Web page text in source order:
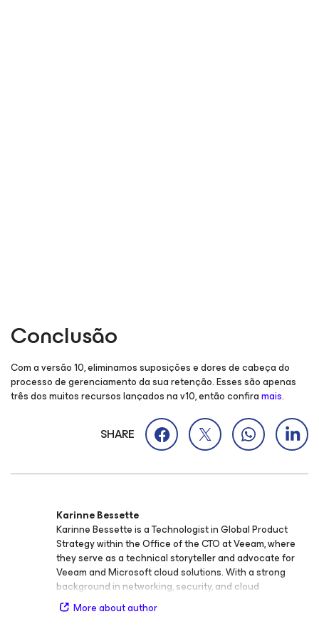
Conclusão
Com a versão 10, eliminamos suposições e dores de cabeça do
processo de gerenciamento da sua retenção. Esses são apenas
três dos muitos recursos lançados na v10, então confiramais.
SHARE
Karinne Bessette
Karinne Bessette is a Technologist in Global Product
Strategy within the Office of the CTO at Veeam, where
they serve as a technical storyteller and advocate for
Veeam and Microsoft cloud solutions. With a strong
background in networking, security, and cloud
technologies, Karinne connects technical insight with
practical application, helping organizations understand
More about author